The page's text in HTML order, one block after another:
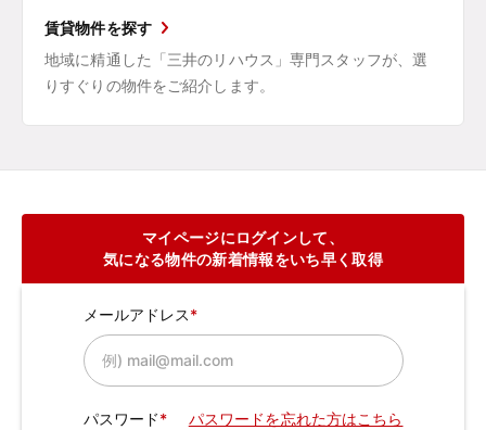
賃貸物件を探す
地域に精通した「三井のリハウス」専門スタッフが、選
りすぐりの物件をご紹介します。
マイページにログインして、
気になる物件の新着情報をいち早く取得
メールアドレス
パスワード パスワードを忘れた方はこちら